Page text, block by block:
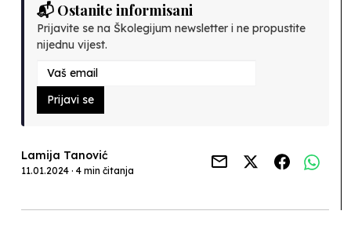
📬 Ostanite informisani
Prijavite se na Školegijum newsletter i ne propustite
nijednu vijest.
Prijavi se
Lamija Tanović
11.01.2024 · 4 min čitanja